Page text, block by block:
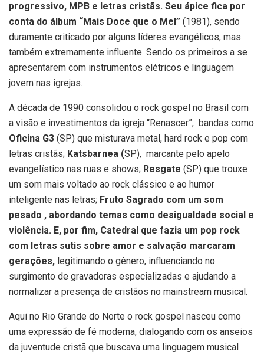
progressivo, MPB e letras cristãs. Seu ápice fica por
conta do álbum “Mais Doce que o Mel” (1981), sendo
duramente criticado por alguns líderes evangélicos, mas
também extremamente influente. Sendo os primeiros a se
apresentarem com instrumentos elétricos e linguagem
jovem nas igrejas.
A década de 1990 consolidou o rock gospel no Brasil com
a visão e investimentos da igreja “Renascer”, bandas como
Oficina G3 (SP) que misturava metal, hard rock e pop com
letras cristãs; Katsbarnea (SP), marcante pelo apelo
evangelístico nas ruas e shows; Resgate (SP) que trouxe
um som mais voltado ao rock clássico e ao humor
inteligente nas letras; Fruto Sagrado com um som
pesado , abordando temas como desigualdade social e
violência. E, por fim, Catedral que fazia um pop rock
com letras sutis sobre amor e salvação marcaram
gerações, legitimando o gênero, influenciando no
surgimento de gravadoras especializadas e ajudando a
normalizar a presença de cristãos no mainstream musical.
Aqui no Rio Grande do Norte o rock gospel nasceu como
uma expressão de fé moderna, dialogando com os anseios
da juventude cristã que buscava uma linguagem musical